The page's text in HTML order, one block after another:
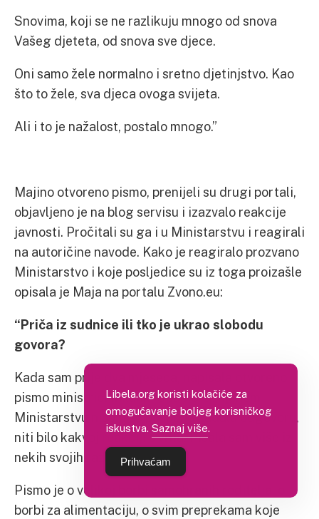
Snovima, koji se ne razlikuju mnogo od snova
Vašeg djeteta, od snova sve djece.
Oni samo žele normalno i sretno djetinjstvo. Kao
što to žele, sva djeca ovoga svijeta.
Ali i to je nažalost, postalo mnogo.”
Majino otvoreno pismo, prenijeli su drugi portali,
objavljeno je na blog servisu i izazvalo reakcije
javnosti. Pročitali su ga i u Ministarstvu i reagirali
na autoričine navode. Kako je reagiralo prozvano
Ministarstvo i koje posljedice su iz toga proizašle
opisala je Maja na portalu Zvono.eu:
“Priča iz sudnice ili tko je ukrao slobodu
govora?
Kada sam prije dva mjeseca, napisala otvoreno
pismo ministrici Milanki Opačić, tj. njenom
Ministarstvu nisam se posebno nadala odgovoru,
niti bilo kakvoj reakciji s vrha. Pisala sam više iz
nekih svojih razloga i potreba.
Pismo je o velikoj borbi samohranih roditelja, o
borbi za alimentaciju, o svim preprekama koje
Libela.org koristi kolačiće za
omogućavanje boljeg korisničkog
iskustva. Saznaj više.
Prihvaćam